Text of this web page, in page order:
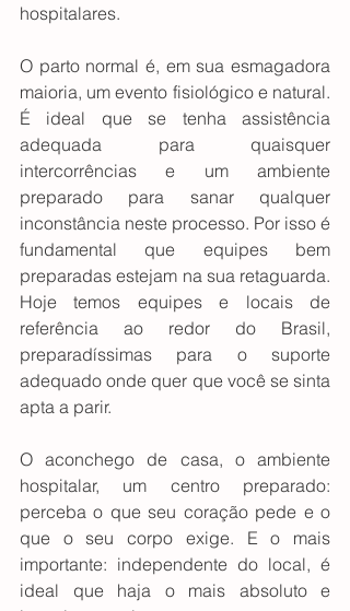
hospitalares.
O parto normal é, em sua esmagadora
maioria, um evento fisiológico e natural.
É ideal que se tenha assistência
adequada para quaisquer
intercorrências e um ambiente
preparado para sanar qualquer
inconstância neste processo. Por isso é
fundamental que equipes bem
preparadas estejam na sua retaguarda.
Hoje temos equipes e locais de
referência ao redor do Brasil,
preparadíssimas para o suporte
adequado onde quer que você se sinta
apta a parir.
O aconchego de casa, o ambiente
hospitalar, um centro preparado:
perceba o que seu coração pede e o
que o seu corpo exige. E o mais
importante: independente do local, é
ideal que haja o mais absoluto e